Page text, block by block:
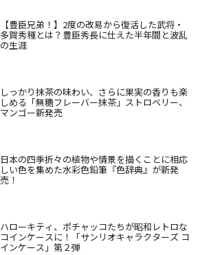
【豊臣兄弟！】2度の改易から復活した武将・
多賀秀種とは？豊臣秀長に仕えた半年間と波乱
の生涯
しっかり抹茶の味わい、さらに果実の香りも楽
しめる「無糖フレーバー抹茶」ストロベリー、
マンゴー新発売
日本の四季折々の植物や情景を描くことに相応
しい色を集めた水彩色鉛筆『色辞典』が新発
売！
ハローキティ、ポチャッコたちが昭和レトロな
コインケースに！「サンリオキャラクターズ コ
インケース」第２弾